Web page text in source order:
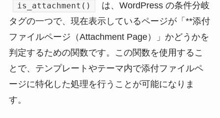
is_attachment()
は、WordPress の条件分岐
タグの一つで、現在表示しているページが「**添付
ファイルページ（Attachment Page）」かどうかを
判定するための関数です。この関数を使用するこ
とで、テンプレートやテーマ内で添付ファイルペ
ージに特化した処理を行うことが可能になりま
す。